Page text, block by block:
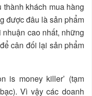
khách mua hàng
được đâu là sản phẩm
cao nhất, những
cân đối lại sản phẩm
is money killer’ (tạm
Vì vậy các doanh